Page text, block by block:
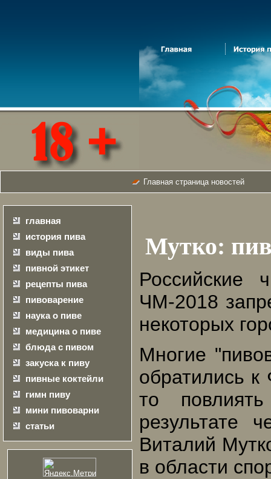
Главная страница новостей
главная
история пива
виды пива
пивной этикет
рецепты пива
пивоварение
наука о пиве
медицина о пиве
блюда с пивом
закуска к пиву
пивные коктейли
гимн пиву
мини пивоварни
статьи
Мутко:
Российские
ЧМ-2018
некоторых
Многие
обратились
то
результате
Виталий
в области